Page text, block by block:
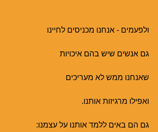
ולפעמים - אנחנו מכניסים לחיינו
גם אנשים שיש בהם איכויות
שאנחנו ממש לא מעריכים
ואפילו מרגיזות אותנו.
גם הם באים ללמד אותנו על עצמנו: